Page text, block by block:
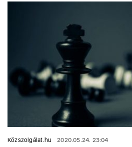
Közszolgálat.hu 2020.05.24. 23:04